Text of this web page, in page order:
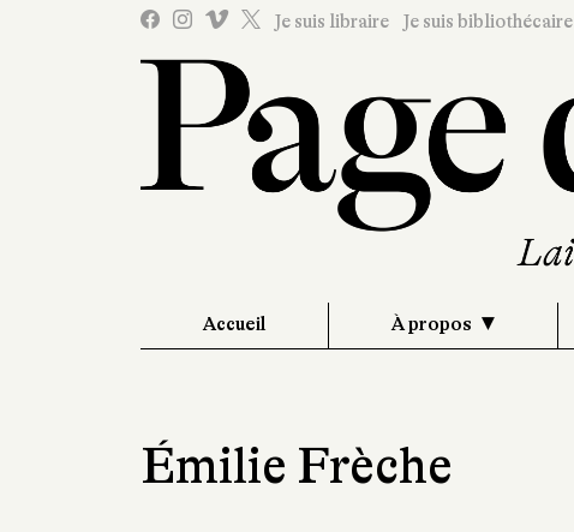
Je suis libraire Je suis bibliothécaire
Accueil À propos
Émilie Frèche